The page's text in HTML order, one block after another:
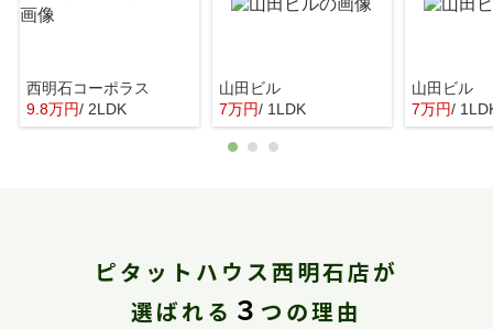
西明石コーポラス
9.8万円/ 2LDK
山田ビル
7万円/ 1LDK
山田ビル
7万円/
ピタットハウス西明石店が
選ばれる ３ つの理由